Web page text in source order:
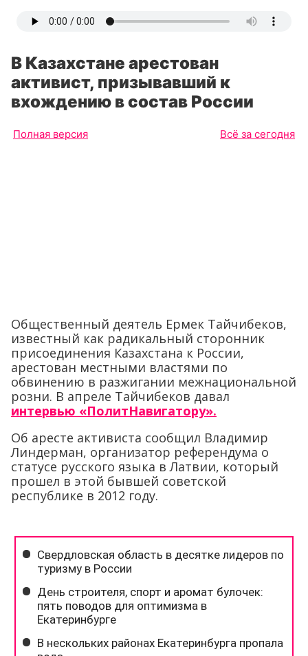
В Казахстане арестован
активист, призывавший к
вхождению в состав России
Полная версия Всё за сегодня
Общественный деятель Ермек Тайчибеков,
известный как радикальный сторонник
присоединения Казахстана к России,
арестован местными властями по
обвинению в разжигании межнациональной
розни. В апреле Тайчибеков давал
интервью «ПолитНавигатору».
Об аресте активиста сообщил Владимир
Линдерман, организатор референдума о
статусе русского языка в Латвии, который
прошел в этой бывшей советской
республике в 2012 году.